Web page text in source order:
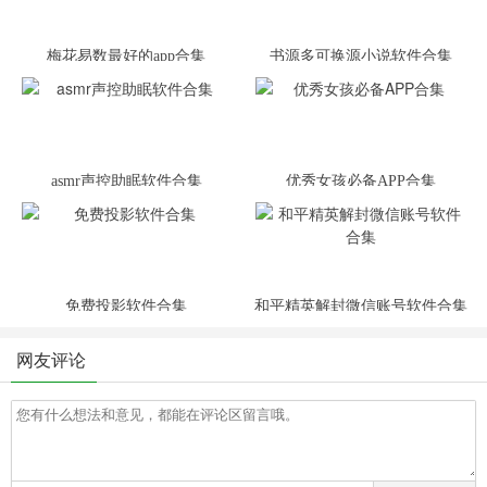
梅花易数最好的app合集 书源多可换源小说软件合集
asmr声控助眠软件合集 优秀女孩必备APP合集
免费投影软件合集 和平精英解封微信账号软件合集
网友评论